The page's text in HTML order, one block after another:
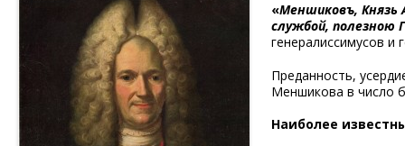
«Меншиковъ, Князь
службой, полезною
генералиссимусов
Преданность,
Меншикова в число
Наиболее